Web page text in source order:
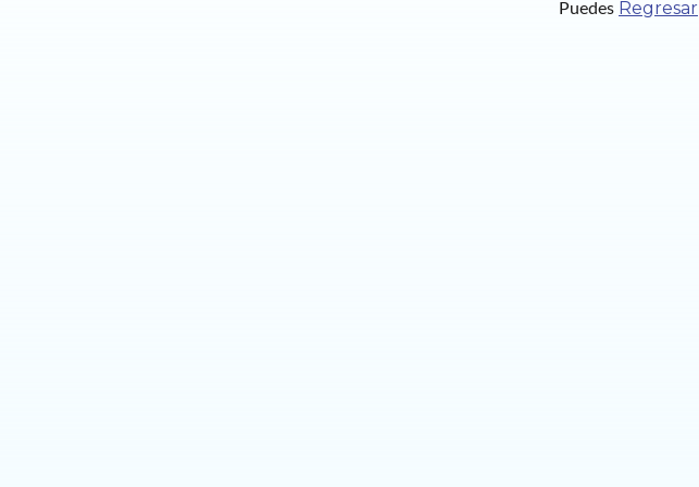
Puedes Regresar